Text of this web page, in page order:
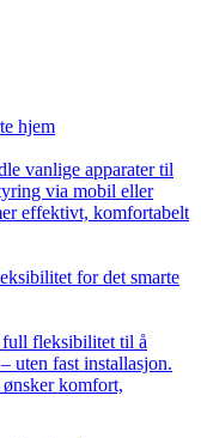
hjem
vanlige apparater til
via mobil eller
effektivt, komfortabelt
for det smarte
full fleksibilitet til å
uten fast installasjon.
ønsker komfort,